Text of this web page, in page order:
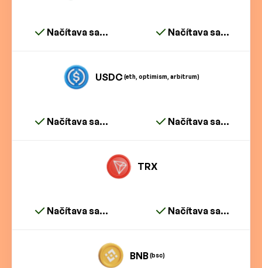
Načítava sa... Načítava sa...
USDC(eth, optimism, arbitrum)
Načítava sa... Načítava sa...
TRX
Načítava sa... Načítava sa...
BNB(bsc)